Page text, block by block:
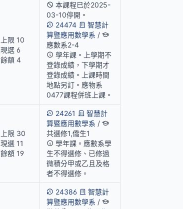
上限 10
現選 6
餘額 4
本課程已於2025-
03-10停開。
24474
智慧計
算暨應用數學系 /
應數系2-4
學年課。上學期不
登錄成績，下學期才
登錄成績。上課時間
地點另訂。應物系
0477課程併班上課。
上限 30
現選 11
餘額 19
24261
智慧計
算暨應用數學系 /
共選修1,僑生1
學年課。應數系學
生不得選修、已修過
微積分甲或乙且及格
者不得選修。
24386
智慧計
算暨應用數學系 /